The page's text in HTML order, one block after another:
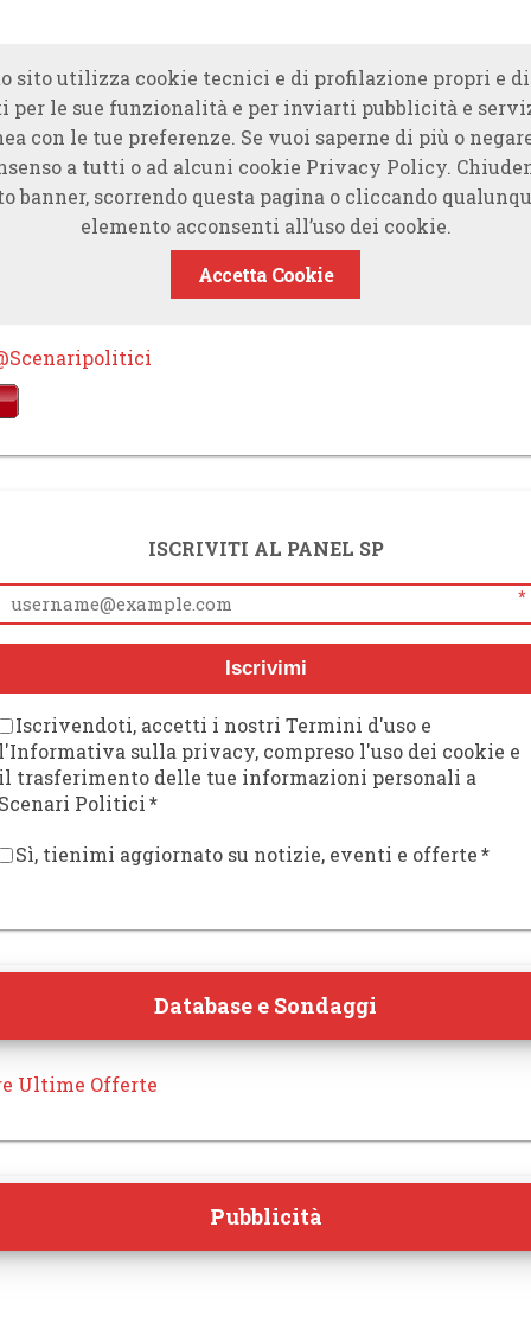
sito utilizza cookie tecnici e di profilazione propri e
per le sue funzionalità e per inviarti pubblicità e
con le tue preferenze. Se vuoi saperne di più o
a tutti o ad alcuni cookie Privacy Policy.
banner, scorrendo questa pagina o cliccando
elemento acconsenti all’uso dei cookie.
Accetta Cookie
ISCRIVITI AL PANEL SP
*
Iscrivimi
Iscrivendoti, accetti i nostri Termini d'uso e
sulla privacy, compreso l'uso dei cookie e
trasferimento delle tue informazioni personali a
Politici*
Sì, tienimi aggiornato su notizie, eventi e offerte*
Database e Sondaggi
Ultime Offerte
Pubblicità